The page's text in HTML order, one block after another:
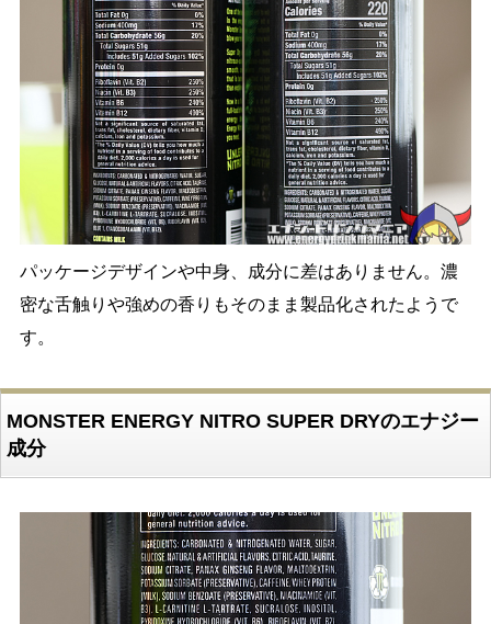
パッケージデザインや中身、成分に差はありません。濃
密な舌触りや強めの香りもそのまま製品化されたようで
す。
MONSTER ENERGY NITRO SUPER DRYのエナジー
成分